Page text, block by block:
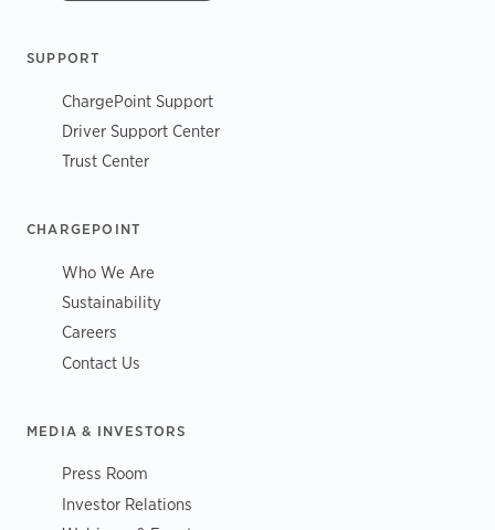
SUPPORT
ChargePoint Support
Driver Support Center
Trust Center
CHARGEPOINT
Who We Are
Sustainability
Careers
Contact Us
MEDIA & INVESTORS
Press Room
Investor Relations